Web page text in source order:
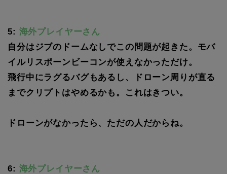
5: 海外プレイヤーさん
自分はジブのドームなしでこの問題が起きた。モバ
イルリスポーンビーコンが使えなかっただけ。
飛行中にラグるバグもあるし、ドローン周りが直る
までクリプトはやめるかも。これはきつい。
ドローンがなかったら、ただの人だからね。
6: 海外プレイヤーさん